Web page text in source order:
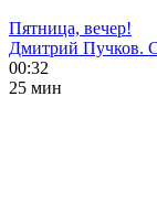
Пятница, вечер!
Дмитрий Пучков.
00:32
25 мин